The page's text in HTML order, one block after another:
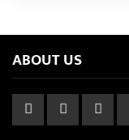
ABOUT US